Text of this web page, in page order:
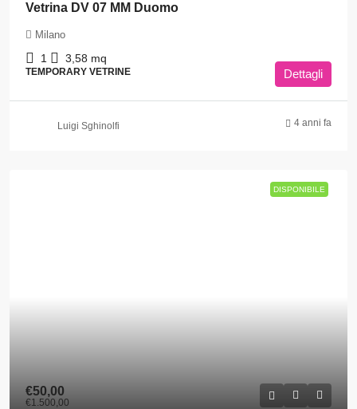
Vetrina DV 07 MM Duomo
Milano
1 3,58 mq
TEMPORARY VETRINE Dettagli
Luigi Sghinolfi 4 anni fa
DISPONIBILE
€50,00
€1.500,00